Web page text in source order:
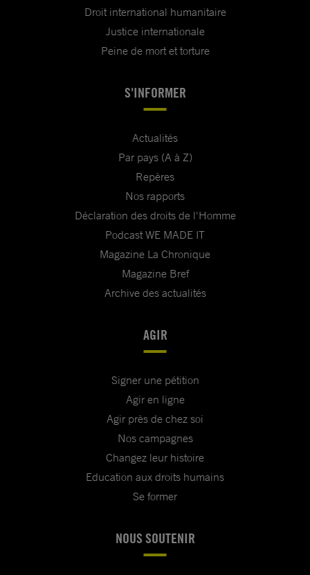
Droit international humanitaire
Justice internationale
Peine de mort et torture
S'INFORMER
Actualités
Par pays (A à Z)
Repères
Nos rapports
Déclaration des droits de l'Homme
Podcast WE MADE IT
Magazine La Chronique
Magazine Bref
Archive des actualités
AGIR
Signer une pétition
Agir en ligne
Agir près de chez soi
Nos campagnes
Changez leur histoire
Education aux droits humains
Se former
NOUS SOUTENIR